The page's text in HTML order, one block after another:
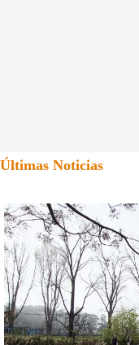
Últimas Noticias